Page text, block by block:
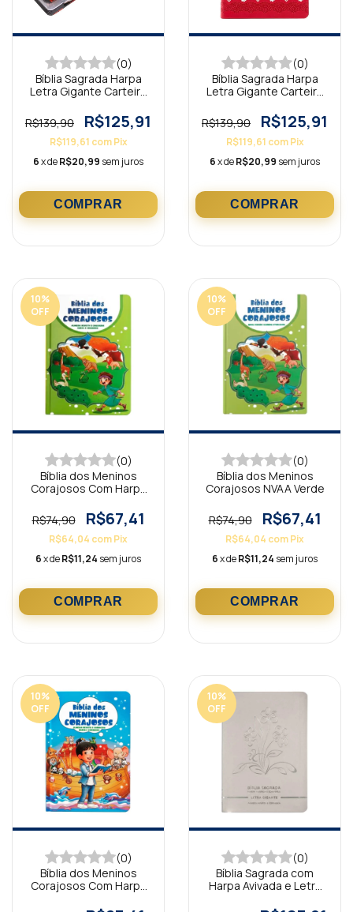
(0)
Bíblia Sagrada Harpa
Letra Gigante Carteira
R$139,90
R$125,91
R$119,61 com Pix
6x deR$20,99 sem juros
(0)
Bíblia Sagrada Harpa
Letra Gigante Carteira
R$139,90
R$125,91
R$119,61 com Pix
6x deR$20,99 sem juros
10%
OFF
(0)
Bíblia dos Meninos
Corajosos Com Harpa
R$74,90
R$67,41
R$64,04 comPix
6x deR$11,24 sem juros
10%
OFF
(0)
Bíblia dos Meninos
Corajosos NVAA Verde
R$74,90 R$67,41
R$64,04 comPix
6x deR$11,24 sem juros
10%
OFF
(0)
Bíblia dos Meninos
Corajosos Com Harpa
10%
OFF
(0)
Bíblia Sagrada com
Harpa Avivada e Letra